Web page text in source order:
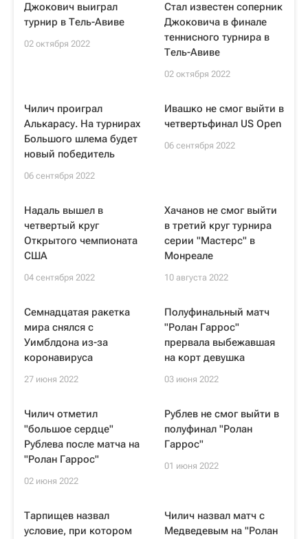
Джокович выиграл
турнир в Тель-Авиве
02 октября 2022
Стал известен соперник
Джоковича в финале
теннисного турнира в
Тель-Авиве
02 октября 2022
Чилич проиграл
Алькарасу. На турнирах
Большого шлема будет
новый победитель
06 сентября 2022
Ивашко не смог выйти в
четвертьфинал US Open
06 сентября 2022
Надаль вышел в
четвертый круг
Открытого чемпионата
США
04 сентября 2022
Хачанов не смог выйти
в третий круг турнира
серии "Мастерс" в
Монреале
10 августа 2022
Семнадцатая ракетка
мира снялся с
Уимблдона из-за
коронавируса
27 июня 2022
Полуфинальный матч
"Ролан Гаррос"
прервала выбежавшая
на корт девушка
03 июня 2022
Чилич отметил
"большое сердце"
Рублева после матча на
"Ролан Гаррос"
02 июня 2022
Рублев не смог выйти в
полуфинал "Ролан
Гаррос"
01 июня 2022
Тарпищев назвал
условие, при котором
Чилич назвал матч с
Медведевым на "Ролан